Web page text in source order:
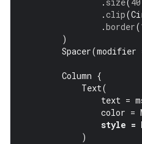
. size(
.clip(
.border(
)
Spacer(modifier
Column {
Text(
text =
color =
style =
)